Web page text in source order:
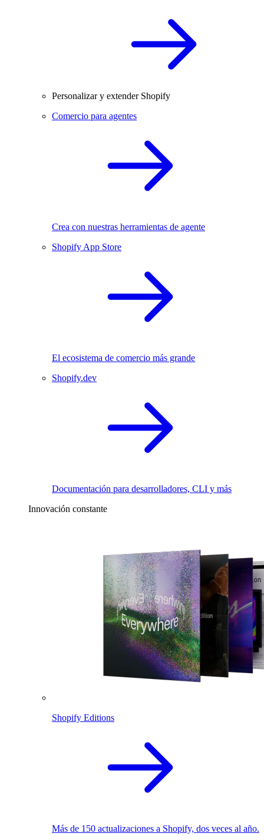
Personalizar y extender Shopify
Comercio para agentes
Crea con nuestras herramientas de agente
Shopify App Store
El ecosistema de comercio más grande
Shopify.dev
Documentación para desarrolladores, CLI y más
Innovación constante
Shopify Editions
Más de 150 actualizaciones a Shopify, dos veces al año.